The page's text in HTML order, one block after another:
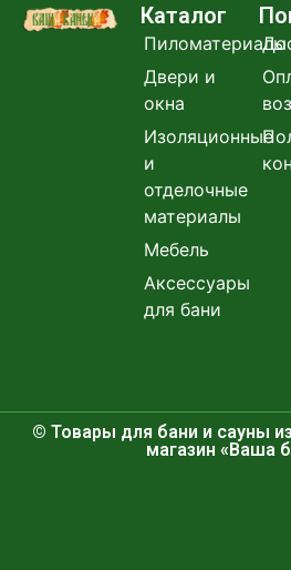
Каталог
Пиломатериалы
Двери и
окна
Изоляционные
и
отделочные
материалы
Мебель
Аксессуары
для бани
© Товары для бани и сауны
магазин «Ваша